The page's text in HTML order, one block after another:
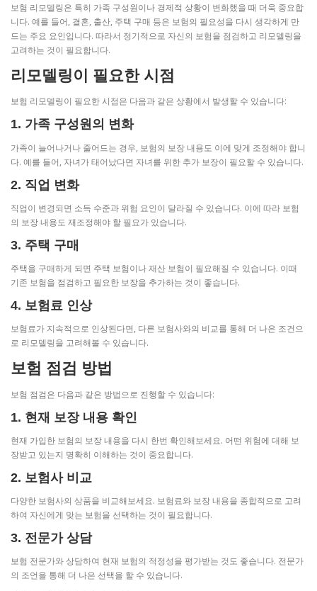
보험 리모델링은 특히 가족 구성원이나 경제적 상황이 변화했을 때 더욱 중요합
니다. 예를 들어, 결혼, 출산, 주택 구매 등은 보험의 필요성을 다시 생각하게 만
드는 주요 요인입니다. 따라서 정기적으로 자신의 보험을 점검하고 리모델링을
고려하는 것이 필요합니다.
리모델링이 필요한 시점
보험 리모델링이 필요한 시점은 다음과 같은 상황에서 발생할 수 있습니다:
1. 가족 구성원의 변화
가족이 늘어나거나 줄어드는 경우, 보험의 보장 내용도 이에 맞게 조정해야 합니
다. 예를 들어, 자녀가 태어났다면 자녀를 위한 추가 보장이 필요할 수 있습니다.
2. 직업 변화
직업이 변경되면 소득 수준과 위험 요인이 달라질 수 있습니다. 이에 따라 보험
의 보장 내용도 재조정해야 할 필요가 있습니다.
3. 주택 구매
주택을 구매하게 되면 주택 보험이나 재산 보험이 필요해질 수 있습니다. 이때
기존 보험을 점검하고 필요한 보장을 추가하는 것이 좋습니다.
4. 보험료 인상
보험료가 지속적으로 인상된다면, 다른 보험사와의 비교를 통해 더 나은 조건으
로 리모델링을 고려해볼 수 있습니다.
보험 점검 방법
보험 점검은 다음과 같은 방법으로 진행할 수 있습니다:
1. 현재 보장 내용 확인
현재 가입한 보험의 보장 내용을 다시 한번 확인해보세요. 어떤 위험에 대해 보
장받고 있는지 명확히 이해하는 것이 중요합니다.
2. 보험사 비교
다양한 보험사의 상품을 비교해보세요. 보험료와 보장 내용을 종합적으로 고려
하여 자신에게 맞는 보험을 선택하는 것이 필요합니다.
3. 전문가 상담
보험 전문가와 상담하여 현재 보험의 적정성을 평가받는 것도 좋습니다. 전문가
의 조언을 통해 더 나은 선택을 할 수 있습니다.